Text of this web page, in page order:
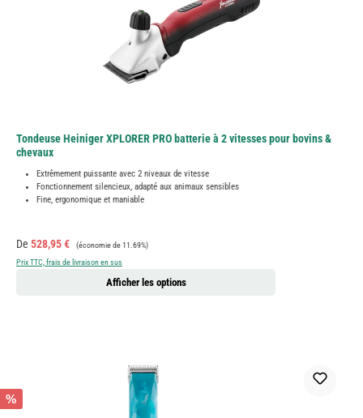
Tondeuse Heiniger XPLORER PRO batterie à 2 vitesses pour bovins &
chevaux
Extrêmement puissante avec 2 niveaux de vitesse
Fonctionnement silencieux, adapté aux animaux sensibles
Fine, ergonomique et maniable
Prix de vente :
De 528,95 € Prix régulier :
(économie de 11.69%)
Prix TTC, frais de livraison en sus
Afficher les options
%